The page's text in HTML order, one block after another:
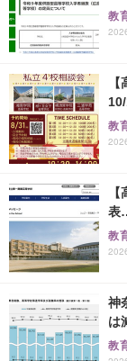
教
教
表
教
神
は
教